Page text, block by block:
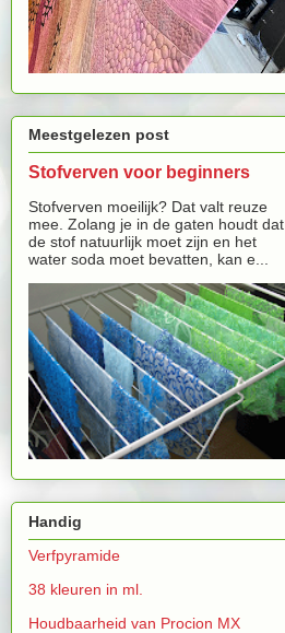
Meestgelezen post
Stofverven voor beginners
Stofverven moeilijk? Dat valt reuze
mee. Zolang je in de gaten houdt dat
de stof natuurlijk moet zijn en het
water soda moet bevatten, kan e...
Handig
Verfpyramide
38 kleuren in ml.
Houdbaarheid van Procion MX